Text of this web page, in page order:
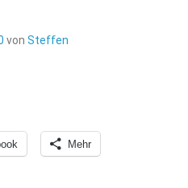
von Steffen
Mehr